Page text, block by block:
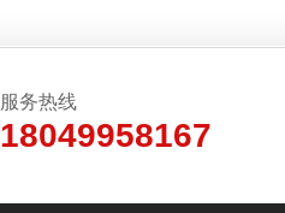
服务热线
18049958167